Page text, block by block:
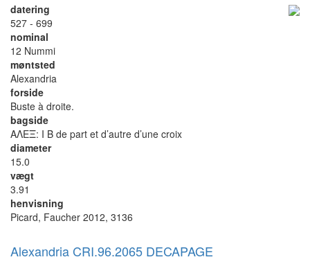
datering
527 - 699
nominal
12 Nummi
møntsted
Alexandria
forside
Buste à droite.
bagside
ΑΛΕΞ: I B de part et d’autre d’une croix
diameter
15.0
vægt
3.91
henvisning
Picard, Faucher 2012, 3136
Alexandria CRI.96.2065 DECAPAGE